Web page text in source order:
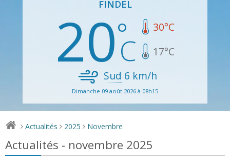
FINDEL
20 30°C
17°C
Sud 6 km/h
Dimanche 09 août 2026 à 08h15
> Actualités > 2025 > Novembre
Actualités - novembre 2025